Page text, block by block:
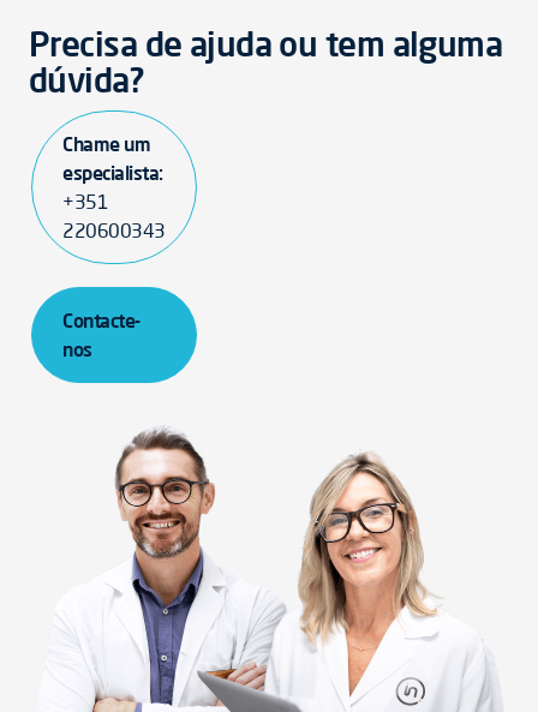
Precisa de ajuda ou tem alguma
dúvida?
Chame um
especialista:
+351
220600343
Contacte-
nos